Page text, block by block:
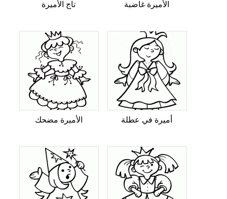
تاج الأميرة الأميرة غاضبة
الأميرة مضحك أميرة في عطلة